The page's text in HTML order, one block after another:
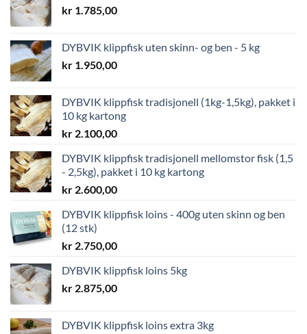
kr 1.785,00
DYBVIK klippfisk uten skinn- og ben - 5 kg
kr 1.950,00
DYBVIK klippfisk tradisjonell (1kg-1,5kg), pakket i
10 kg kartong
kr 2.100,00
DYBVIK klippfisk tradisjonell mellomstor fisk (1,5
- 2,5kg), pakket i 10 kg kartong
kr 2.600,00
DYBVIK klippfisk loins - 400g uten skinn og ben
(12 stk)
kr 2.750,00
DYBVIK klippfisk loins 5kg
kr 2.875,00
DYBVIK klippfisk loins extra 3kg